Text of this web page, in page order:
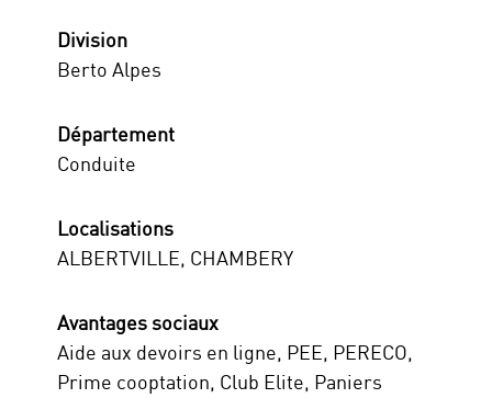
Division
Berto Alpes
Département
Conduite
Localisations
ALBERTVILLE, CHAMBERY
Avantages sociaux
Aide aux devoirs en ligne, PEE, PERECO,
Prime cooptation, Club Elite, Paniers